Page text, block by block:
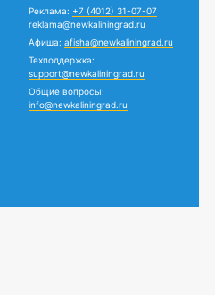
Реклама: +7 (4012) 31-07-07
reklama@newkaliningrad.ru
Афиша: afisha@newkaliningrad.ru
Техподдержка:
support@newkaliningrad.ru
Общие вопросы:
info@newkaliningrad.ru